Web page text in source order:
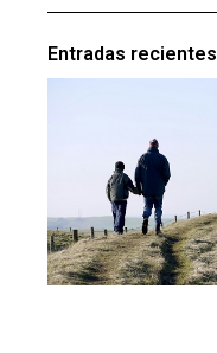
Entradas recientes